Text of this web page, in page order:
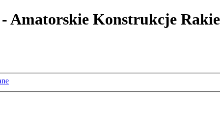
Amatorskie Konstrukcje